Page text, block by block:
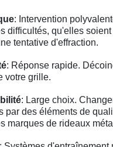
: Intervention
difficultés, qu'elles
tentative d'effraction.
: Réponse rapide.
votre grille.
: Large choix.
par des éléments de
marques de rideaux